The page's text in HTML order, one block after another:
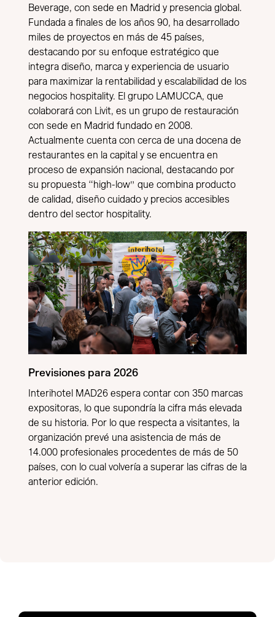
Beverage, con sede en Madrid y presencia global.
Fundada a finales de los años 90, ha desarrollado
miles de proyectos en más de 45 países,
destacando por su enfoque estratégico que
integra diseño, marca y experiencia de usuario
para maximizar la rentabilidad y escalabilidad de los
negocios hospitality. El grupo LAMUCCA, que
colaborará con Livit, es un grupo de restauración
con sede en Madrid fundado en 2008.
Actualmente cuenta con cerca de una docena de
restaurantes en la capital y se encuentra en
proceso de expansión nacional, destacando por
su propuesta “high-low” que combina producto
de calidad, diseño cuidado y precios accesibles
dentro del sector hospitality.
Previsiones para 2026
Interihotel MAD26 espera contar con 350 marcas
expositoras, lo que supondría la cifra más elevada
de su historia. Por lo que respecta a visitantes, la
organización prevé una asistencia de más de
14.000 profesionales procedentes de más de 50
países, con lo cual volvería a superar las cifras de la
anterior edición.